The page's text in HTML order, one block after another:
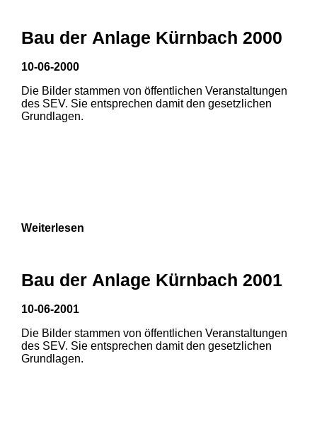
Bau der Anlage Kürnbach 2000
10-06-2000
Die Bilder stammen von öffentlichen Veranstaltungen
des SEV. Sie entsprechen damit den gesetzlichen
Grundlagen.
Weiterlesen
Bau der Anlage Kürnbach 2001
10-06-2001
Die Bilder stammen von öffentlichen Veranstaltungen
des SEV. Sie entsprechen damit den gesetzlichen
Grundlagen.